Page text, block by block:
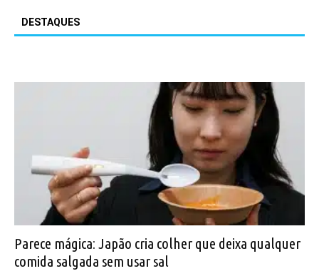
DESTAQUES
Parece mágica: Japão cria colher que deixa qualquer
comida salgada sem usar sal